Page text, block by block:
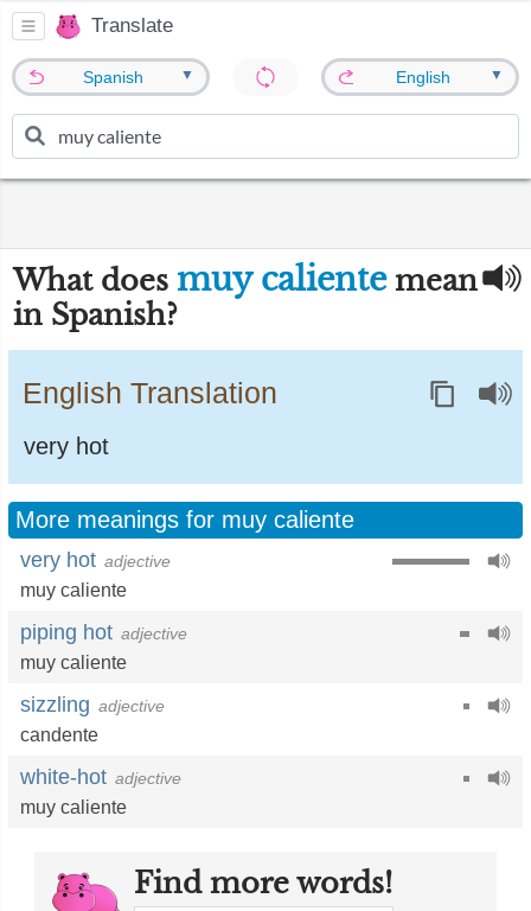
Translate
Spanish ▼ English ▼
What does muy calientemean
in Spanish?
English Translation
very hot
More meanings for muy caliente
very hot adjective
muy caliente
piping hot adjective
muy caliente
sizzling adjective
candente
white-hot adjective
muy caliente
Find more words!